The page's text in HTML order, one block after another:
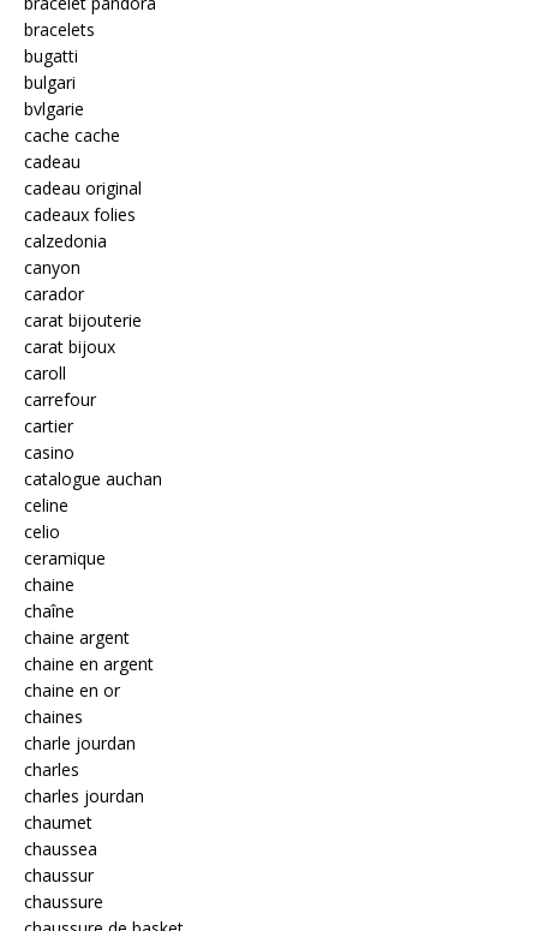
bracelets
bugatti
bulgari
bvlgarie
cache cache
cadeau
cadeau original
cadeaux folies
calzedonia
canyon
carador
carat bijouterie
carat bijoux
caroll
carrefour
cartier
casino
catalogue auchan
celine
celio
ceramique
chaine
chaîne
chaine argent
chaine en argent
chaine en or
chaines
charle jourdan
charles
charles jourdan
chaumet
chaussea
chaussur
chaussure